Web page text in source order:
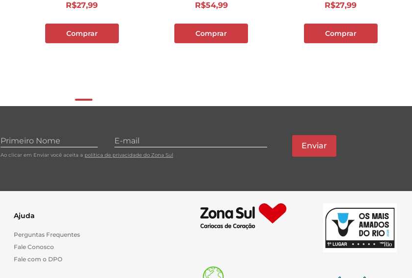
R$27,99
Comprar
R$54,99
Comprar
R$27,99
Comprar
Ao clicar em Enviar você aceita a política de privacidade do Zona Sul
Enviar
Ajuda
Perguntas Frequentes
Fale Conosco
Fale com o DPO